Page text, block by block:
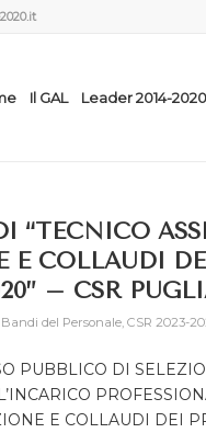
Il GAL Leader 2014-2020
“TECNICO
E COLLAUDI
– CSR
Bandi del Personale, CSR 2023-
PUBBLICO DI
E COLLAUDI DEI